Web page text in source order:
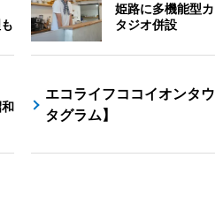
姫路に多機能型
タジオ併設
エコライフココイオンタ
タグラム】